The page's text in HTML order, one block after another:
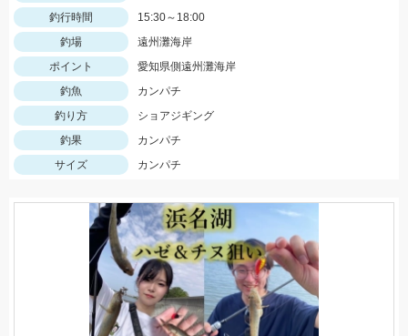
釣行時間
15:30～18:00
釣場
遠州灘海岸
ポイント
愛知県側遠州灘海岸
釣魚
カンパチ
釣り方
ショアジギング
釣果
カンパチ
サイズ
カンパチ